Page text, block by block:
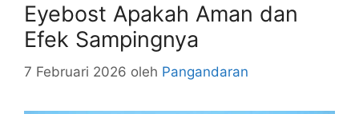
Eyebost Apakah Aman dan
Efek Sampingnya
7 Februari 2026 oleh Pangandaran